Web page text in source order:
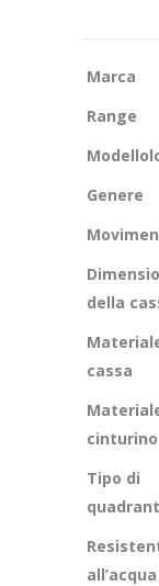
Marca
Range
Genere
della
cassa
cinturino
Tipo di
all’acqua